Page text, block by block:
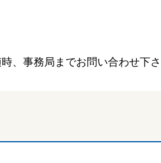
、事務局までお問い合わせ下